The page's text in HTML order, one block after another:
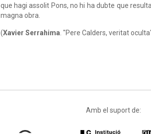
que hagi assolit Pons, no hi ha dubte que
magna obra.
(Xavier Serrahima . "Pere Calders, veritat
Amb el suport de: